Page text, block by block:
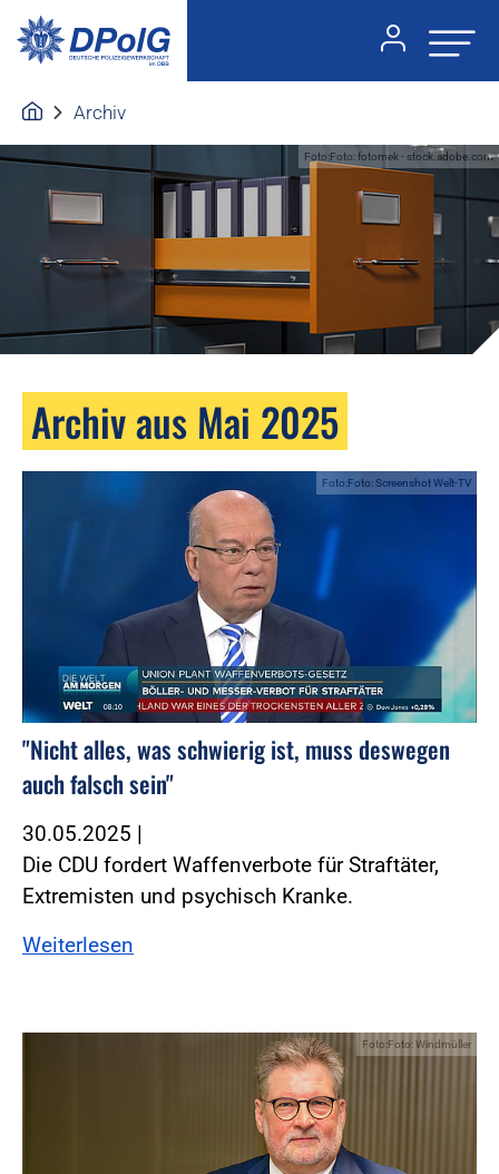
Archiv
Foto:Foto: fotomek - stock.adobe.com
Archiv aus Mai 2025
Foto:Foto: Screenshot Welt-TV
"Nicht alles, was schwierig ist, muss deswegen
auch falsch sein"
30.05.2025 |
Die CDU fordert Waffenverbote für Straftäter,
Extremisten und psychisch Kranke.
Weiterlesen
Foto:Foto: Windmüller